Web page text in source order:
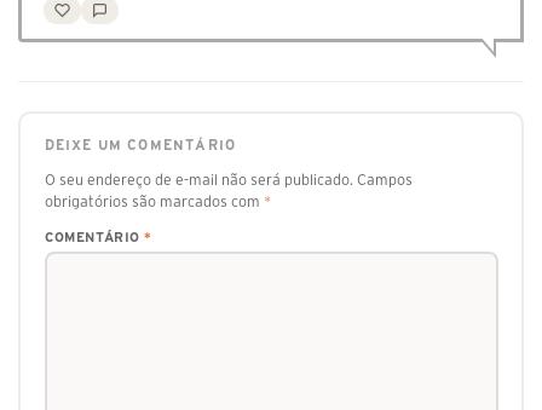
DEIXE UM COMENTÁRIO
O seu endereço de e-mail não será publicado. Campos
obrigatórios são marcados com *
COMENTÁRIO *